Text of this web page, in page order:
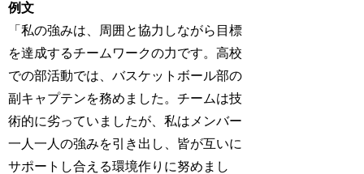
例文
「私の強みは、周囲と協力しながら目標
を達成するチームワークの力です。高校
での部活動では、バスケットボール部の
副キャプテンを務めました。チームは技
術的に劣っていましたが、私はメンバー
一人一人の強みを引き出し、皆が互いに
サポートし合える環境作りに努めまし